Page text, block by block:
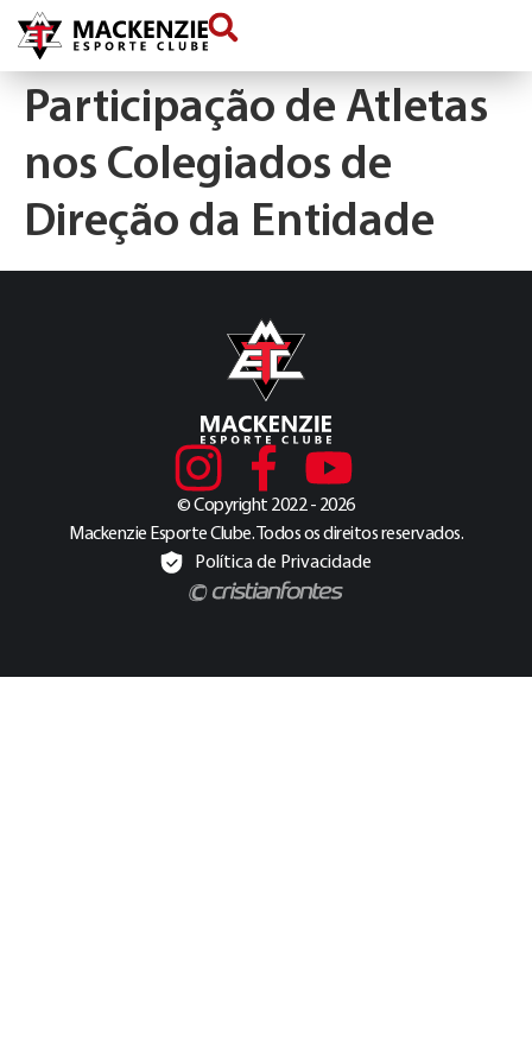
conteúdo
Participação de Atletas
nos Colegiados de
Direção da Entidade
© Copyright 2022 - 2026
Mackenzie Esporte Clube. Todos os direitos reservados.
Política de Privacidade